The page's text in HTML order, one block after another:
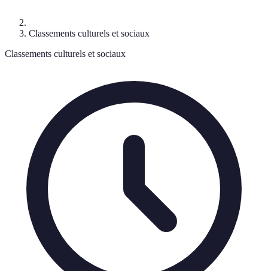
Classements culturels et sociaux
Classements culturels et sociaux